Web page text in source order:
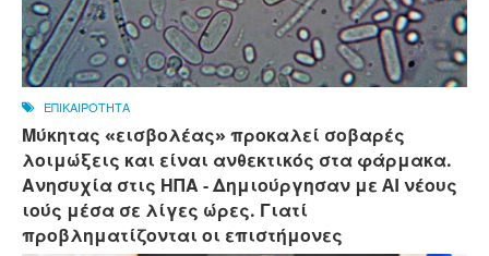
ΕΠΙΚΑΙΡΟΤΗΤΑ
Μύκητας «εισβολέας» προκαλεί σοβαρές
λοιμώξεις και είναι ανθεκτικός στα φάρμακα.
Ανησυχία στις ΗΠΑ - Δημιούργησαν με AI νέους
ιούς μέσα σε λίγες ώρες. Γιατί
προβληματίζονται οι επιστήμονες